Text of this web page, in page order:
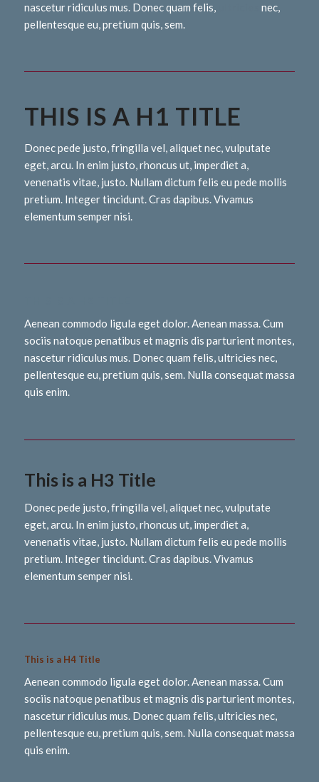
nascetur ridiculus mus. Donec quam felis,
nec,
pellentesque eu, pretium quis, sem.
THIS IS A H1 TITLE
Donec pede justo, fringilla vel, aliquet nec, vulputate
eget, arcu. In enim justo, rhoncus ut, imperdiet a,
venenatis vitae, justo. Nullam dictum felis eu pede mollis
pretium. Integer tincidunt. Cras dapibus. Vivamus
elementum semper nisi.
Aenean commodo ligula eget dolor. Aenean massa. Cum
sociis natoque penatibus et magnis dis parturient montes,
nascetur ridiculus mus. Donec quam felis, ultricies nec,
pellentesque eu, pretium quis, sem. Nulla consequat massa
quis enim.
This is a H3 Title
Donec pede justo, fringilla vel, aliquet nec, vulputate
eget, arcu. In enim justo, rhoncus ut, imperdiet a,
venenatis vitae, justo. Nullam dictum felis eu pede mollis
pretium. Integer tincidunt. Cras dapibus. Vivamus
elementum semper nisi.
This is a H4 Title
Aenean commodo ligula eget dolor. Aenean massa. Cum
sociis natoque penatibus et magnis dis parturient montes,
nascetur ridiculus mus. Donec quam felis, ultricies nec,
pellentesque eu, pretium quis, sem. Nulla consequat massa
quis enim.